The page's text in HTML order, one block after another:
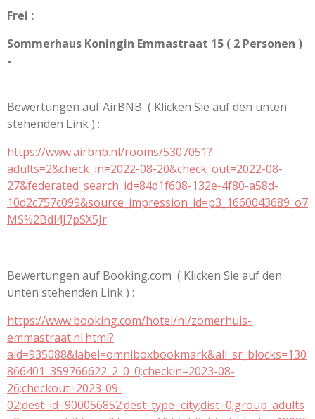
Frei :
Sommerhaus Koningin Emmastraat 15 ( 2 Personen )
-
Bewertungen auf AirBNB ( Klicken Sie auf den unten
stehenden Link ) :
https://www.airbnb.nl/rooms/5307051?
adults=2&check_in=2022-08-20&check_out=2022-08-
27&federated_search_id=84d1f608-132e-4f80-a58d-
10d2c757c099&source_impression_id=p3_1660043689_o7
MS%2Bdl4J7pSX5Jr
Bewertungen auf Booking.com ( Klicken Sie auf den
unten stehenden Link ) :
https://www.booking.com/hotel/nl/zomerhuis-
emmastraat.nl.html?
aid=935088&label=omniboxbookmark&all_sr_blocks=130
866401_359766622_2_0_0;checkin=2023-08-
26;checkout=2023-09-
02;dest_id=900056852;dest_type=city;dist=0;group_adults